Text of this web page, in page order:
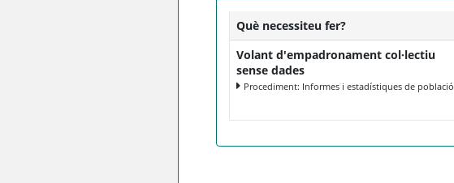
Què necessiteu fer?
Volant d'empadronament col·lectiu
sense dades
Procediment: Informes i estadístiques de població